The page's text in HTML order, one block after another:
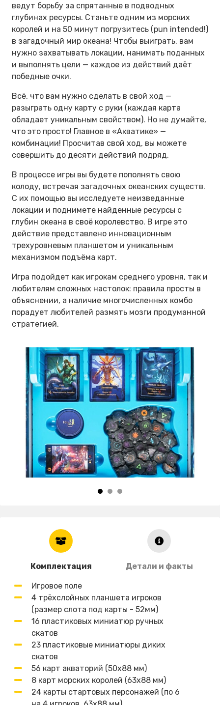
ведут борьбу за спрятанные в подводных
глубинах ресурсы. Станьте одним из морских
королей и на 50 минут погрузитесь (pun intended!)
в загадочный мир океана! Чтобы выиграть, вам
нужно захватывать локации, нанимать поданных
и выполнять цели — каждое из действий даёт
победные очки.
Всё, что вам нужно сделать в свой ход —
разыграть одну карту с руки (каждая карта
обладает уникальным свойством). Но не думайте,
что это просто! Главное в «Акватике» —
комбинации! Просчитав свой ход, вы можете
совершить до десяти действий подряд.
В процессе игры вы будете пополнять свою
колоду, встречая загадочных океанских существ.
С их помощью вы исследуете неизведанные
локации и поднимете найденные ресурсы с
глубин океана в своё королевство. В игре это
действие представлено инновационным
трехуровневым планшетом и уникальным
механизмом подъёма карт.
Игра подойдет как игрокам среднего уровня, так и
любителям сложных настолок: правила просты в
объяснении, а наличие многочисленных комбо
порадует любителей размять мозги продуманной
стратегией.
Комплектация Детали и факты
Игровое поле
4 трёхслойных планшета игроков
(размер слота под карты - 52мм)
16 пластиковых миниатюр ручных
скатов
23 пластиковые миниатюры диких
скатов
56 карт акваторий (50х88 мм)
8 карт морских королей (63х88 мм)
24 карты стартовых персонажей (по 6